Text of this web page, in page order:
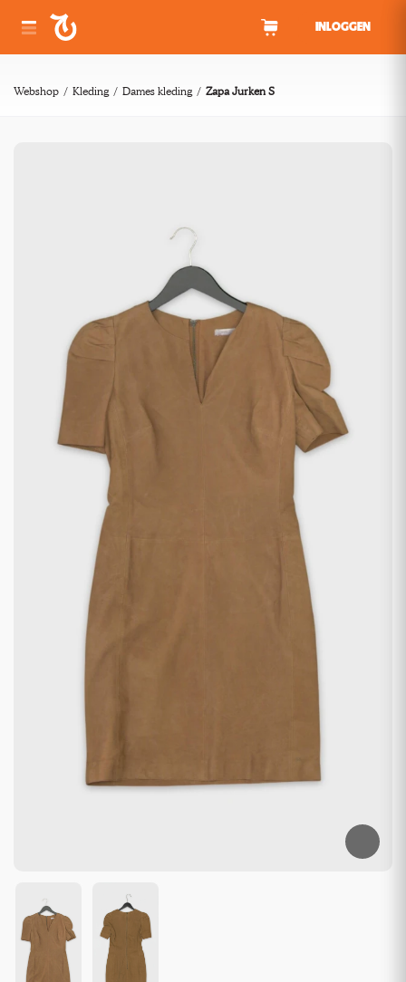
INLOGGEN
Webshop Kleding Dames kleding Zapa Jurken S